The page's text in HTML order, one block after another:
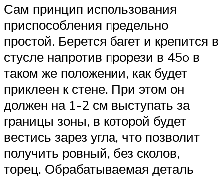
Сам принцип использования
приспособления предельно
простой. Берется багет и крепится в
стусле напротив прорези в 45o в
таком же положении, как будет
приклеен к стене. При этом он
должен на 1-2 см выступать за
границы зоны, в которой будет
вестись зарез угла, что позволит
получить ровный, без сколов,
торец. Обрабатываемая деталь